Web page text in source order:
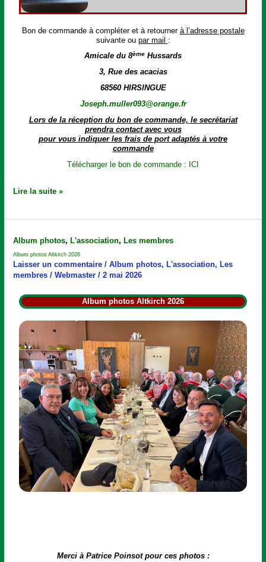
Bon de commande à compléter et à retourner à l’adresse postale
suivante ou par mail :
Amicale du 8ème Hussards
3, Rue des acacias
68560 HIRSINGUE
Joseph.muller093@orange.fr
Lors de la réception du bon de commande, le secrétariat
prendra contact avec vous
pour vous indiquer les frais de port adaptés à votre
commande
Télécharger le bon de commande : ICI
Lire la suite »
Album photos, L'association, Les membres
Album photos Altkirch 2026
Laisser un commentaire /Album photos, L'association, Les
membres /Webmaster/2 mai 2026
Album photos Altkirch 2026
Merci à Patrice Poinsot pour ces photos :
Album
Altkirch
2026